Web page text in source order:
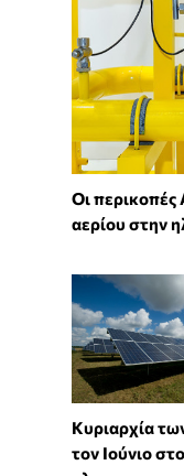
Οι
αερίου στην
Κυριαρχία
τον Ιούνιο